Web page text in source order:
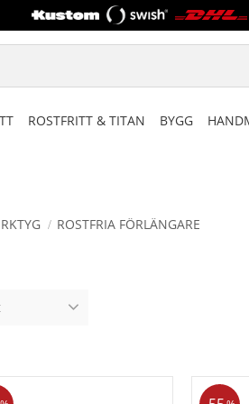
ROSTFRITT & TITAN BYGG
ROSTFRIA FÖRLÄNGARE